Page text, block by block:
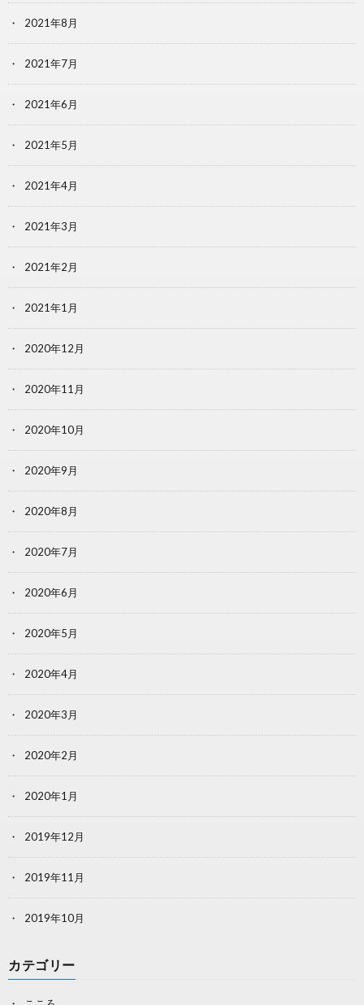
2021年8月
2021年7月
2021年6月
2021年5月
2021年4月
2021年3月
2021年2月
2021年1月
2020年12月
2020年11月
2020年10月
2020年9月
2020年8月
2020年7月
2020年6月
2020年5月
2020年4月
2020年3月
2020年2月
2020年1月
2019年12月
2019年11月
2019年10月
カテゴリー